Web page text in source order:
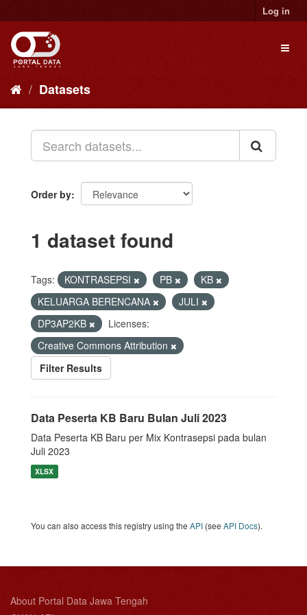
to
content
Log in
Datasets
Order by
1 dataset found
Tags: KONTRASEPSI PB
KB
KELUARGA BERENCANA
JULI
DP3AP2KB
Licenses:
Creative Commons Attribution
Filter Results
Data Peserta KB Baru Bulan Juli 2023
Data Peserta KB Baru per Mix Kontrasepsi pada bulan
Juli 2023
XLSX
You can also access this registry using the API (see API Docs).
About Portal Data Jawa Tengah